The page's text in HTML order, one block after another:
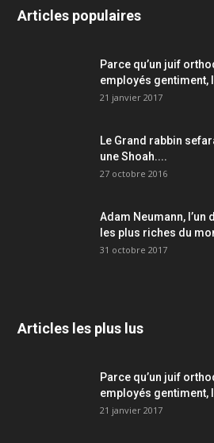
Articles populaires
Parce qu’un juif
employés gentiment,
21 janvier 2017
Le Grand rabbin
une Shoah....
27 octobre 2016
Adam Neumann, l’un
les plus riches du
31 octobre 2017
Articles les plus lus
Parce qu’un juif
employés gentiment,
21 janvier 2017